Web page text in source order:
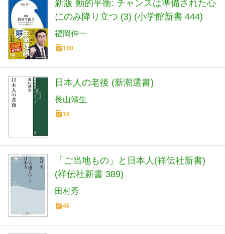
新版 動的平衡: チャンスは準備された心
にのみ降り立つ (3) (小学館新書 444)
福岡伸一
160
日本人の老後 (新潮選書)
長山靖生
16
「ご当地もの」と日本人(祥伝社新書)
(祥伝社新書 389)
田村秀
46